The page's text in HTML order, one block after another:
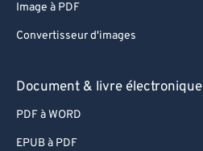
Image à PDF
Convertisseur d'images
Document & livre électronique
PDF à WORD
EPUB à PDF